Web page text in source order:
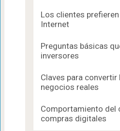
Los clientes
Internet
Preguntas básicas
inversores
Claves para convertir
negocios reales
Comportamiento del
compras digitales